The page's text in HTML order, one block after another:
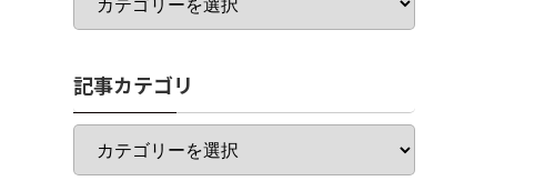
ゴ
一
覧
記事カテゴリ
記
カ